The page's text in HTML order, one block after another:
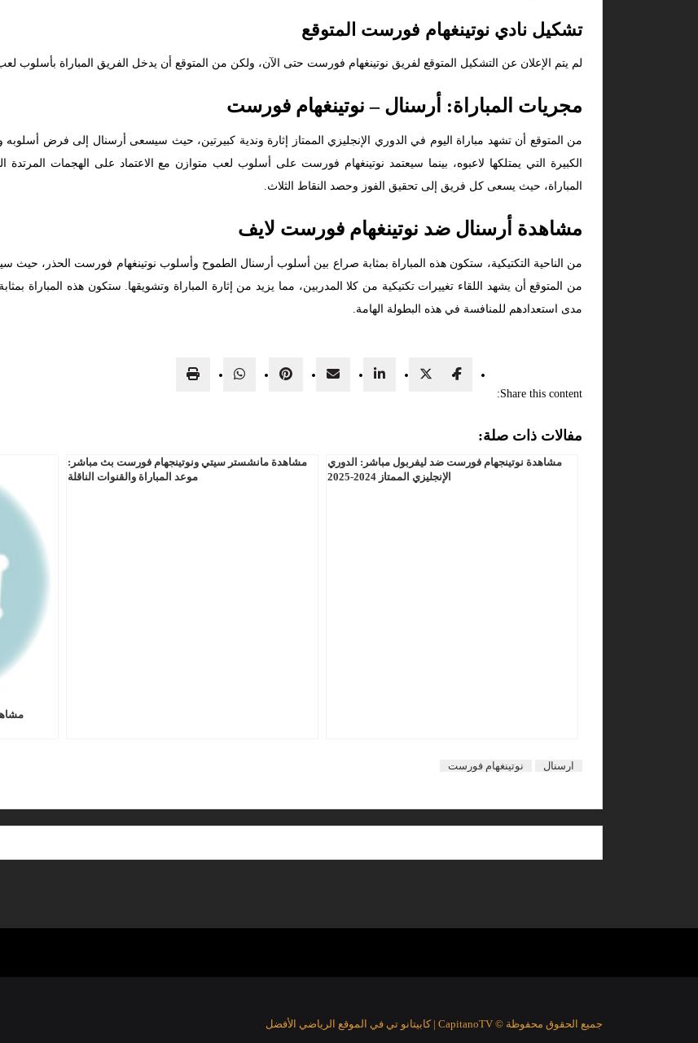
تشكيل نادي نوتينغهام فورست المتوقع
لم يتم الإعلان عن التشكيل المتوقع لفريق نوتينغهام فورست حتى الآن، ولكن من المتوقع أن يدخل الفريق المباراة بأسلوب
مجريات المباراة: أرسنال – نوتينغهام فورست
من المتوقع أن تشهد مباراة اليوم في الدوري الإنجليزي الممتاز إثارة وندية كبيرتين، حيث سيسعى أرسنال إلى فرض أسلوبه
الكبيرة التي يمتلكها لاعبوه، بينما سيعتمد نوتينغهام فورست على أسلوب لعب متوازن مع الاعتماد على الهجمات
المباراة، حيث يسعى كل فريق إلى تحقيق الفوز وحصد النقاط الثلاث.
مشاهدة أرسنال ضد نوتينغهام فورست لايف
من الناحية التكتيكية، ستكون هذه المباراة بمثابة صراع بين أسلوب أرسنال الطموح وأسلوب نوتينغهام فورست الحذر،
من المتوقع أن يشهد اللقاء تغييرات تكتيكية من كلا المدربين، مما يزيد من إثارة المباراة وتشويقها. ستكون هذه المباراة
مدى استعدادهم للمنافسة في هذه البطولة الهامة.
Share this content:
مفالات ذات صلة:
مشاهدة نوتينجهام فورست ضد ليفربول مباشر: الدوري
الإنجليزي الممتاز 2024-2025
مشاهدة مانشستر سيتي ونوتينجهام فورست بث مباشر:
موعد المباراة والقنوات الناقلة
ارسنال نوتينغهام فورست
جميع الحقوق محفوظة © CapitanoTV | كابيتانو تي في الموقع الرياضي الأفضل